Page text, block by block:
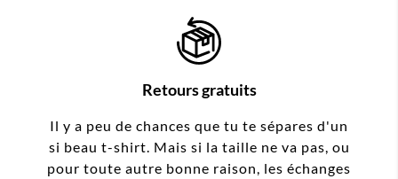
Retours gratuits
Il y a peu de chances que tu te sépares d'un
si beau t-shirt. Mais si la taille ne va pas, ou
pour toute autre bonne raison, les échanges